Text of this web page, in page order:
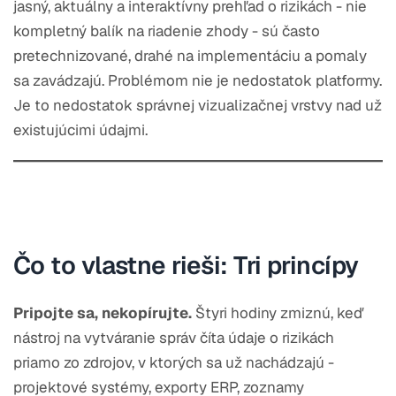
jasný, aktuálny a interaktívny prehľad o rizikách - nie
kompletný balík na riadenie zhody - sú často
pretechnizované, drahé na implementáciu a pomaly
sa zavádzajú. Problémom nie je nedostatok platformy.
Je to nedostatok správnej vizualizačnej vrstvy nad už
existujúcimi údajmi.
Čo to vlastne rieši: Tri princípy
Pripojte sa, nekopírujte. Štyri hodiny zmiznú, keď
nástroj na vytváranie správ číta údaje o rizikách
priamo zo zdrojov, v ktorých sa už nachádzajú -
projektové systémy, exporty ERP, zoznamy